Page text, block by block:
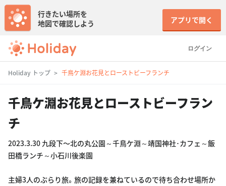
ログイン
行きたい場所を
地図で確認しよう
アプリで開く
Holiday トップ 千鳥ケ淵お花見とローストビーフランチ
千鳥ケ淵お花見とローストビーフラン
チ
2023.3.30 九段下〜北の丸公園～千鳥ケ淵～靖国神社･カフェ～飯
田橋ランチ～小石川後楽園
主婦3人のぶらり旅。旅の記録を兼ねているので待ち合わせ場所か